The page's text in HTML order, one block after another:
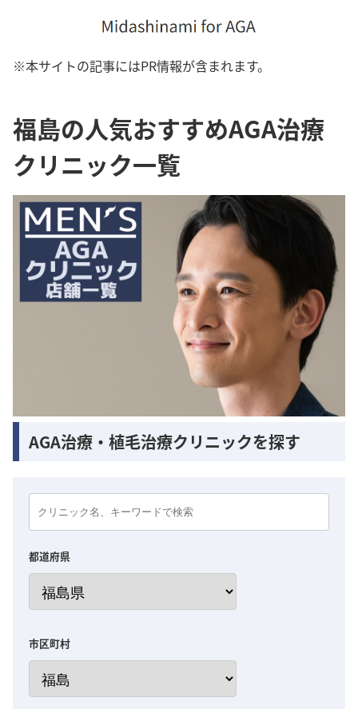
※本サイトの記事にはPR情報が含まれます。
福島の人気おすすめAGA治療
クリニック一覧
AGA治療・植毛治療クリニックを探す
都道府県
市区町村